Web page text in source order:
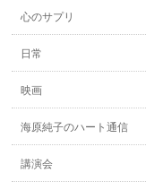
心のサプリ
日常
映画
海原純子のハート通信
講演会